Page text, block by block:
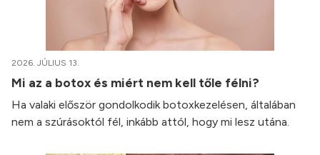
2026. JÚLIUS 13.
Mi az a botox és miért nem kell tőle félni?
Ha valaki először gondolkodik botoxkezelésen, általában
nem a szúrásoktól fél, inkább attól, hogy mi lesz utána.